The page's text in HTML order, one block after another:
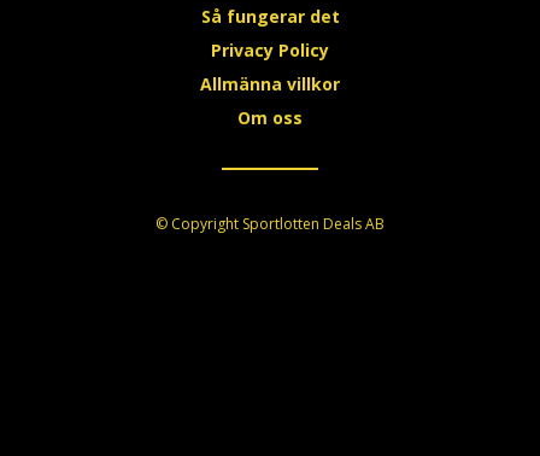
Så fungerar det
Privacy Policy
Allmänna villkor
Om oss
© Copyright Sportlotten Deals AB